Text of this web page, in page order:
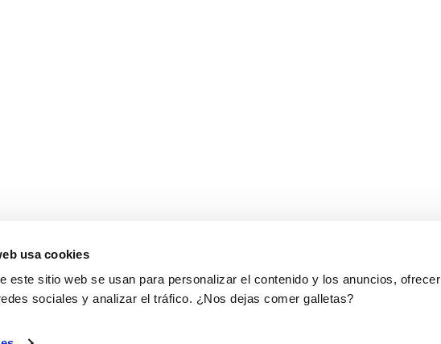
usa cookies
este sitio web se usan para personalizar el contenido y los anuncios, ofrecer
sociales y analizar el tráfico. ¿Nos dejas comer galletas?